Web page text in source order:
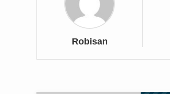
Robisan